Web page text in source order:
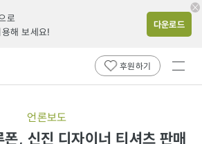
로
해 보세요!
다운로드
후원하기
전체
언론보도
, 신진 디자이너 티셔츠 판매